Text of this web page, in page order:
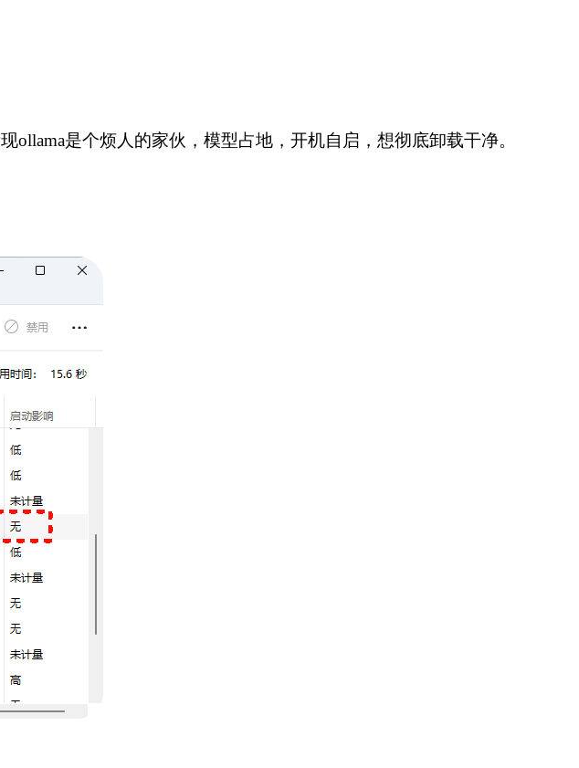
是个烦人的家伙，模型占地，开机自启，想彻底卸载干净。